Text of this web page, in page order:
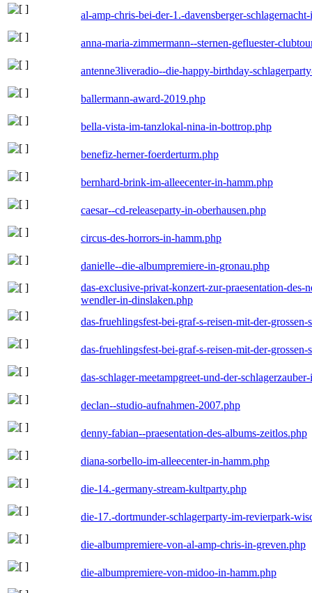
al-amp-chris-bei-der-1.-davensberger-
anna-maria-zimmermann--sternen-gefluester-
antenne3liveradio--die-happy-birthday-
ballermann-award-2019.php
bella-vista-im-tanzlokal-nina-in-bottrop.php
benefiz-herner-foerderturm.php
bernhard-brink-im-alleecenter-in-hamm.php
caesar--cd-releaseparty-in-oberhausen.php
circus-des-horrors-in-hamm.php
danielle--die-albumpremiere-in-gronau.php
das-exclusive-privat-konzert-zur-praesentation-
wendler-in-dinslaken.php
das-fruehlingsfest-bei-graf-s-reisen-mit-der-
das-fruehlingsfest-bei-graf-s-reisen-mit-der-
das-schlager-meetampgreet-und-der-
declan--studio-aufnahmen-2007.php
denny-fabian--praesentation-des-albums-zeitlos.php
diana-sorbello-im-alleecenter-in-hamm.php
die-14.-germany-stream-kultparty.php
die-17.-dortmunder-schlagerparty-im-revierpark-
die-albumpremiere-von-al-amp-chris-in-greven.php
die-albumpremiere-von-midoo-in-hamm.php